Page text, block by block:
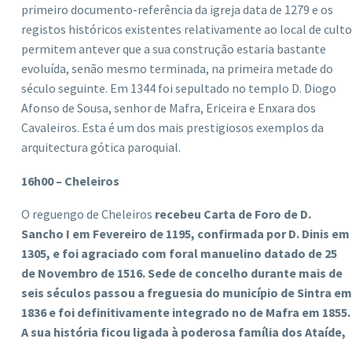
primeiro documento-referência da igreja data de 1279 e os
registos históricos existentes relativamente ao local de culto
permitem antever que a sua construção estaria bastante
evoluída, senão mesmo terminada, na primeira metade do
século seguinte. Em 1344 foi sepultado no templo D. Diogo
Afonso de Sousa, senhor de Mafra, Ericeira e Enxara dos
Cavaleiros. Esta é um dos mais prestigiosos exemplos da
arquitectura gótica paroquial.
16h00 – Cheleiros
O reguengo de Cheleiros recebeu Carta de Foro de D.
Sancho I em Fevereiro de 1195, confirmada por D. Dinis em
1305, e foi agraciado com foral manuelino datado de 25
de Novembro de 1516. Sede de concelho durante mais de
seis séculos passou a freguesia do município de Sintra em
1836 e foi definitivamente integrado no de Mafra em 1855.
A sua história ficou ligada à poderosa família dos Ataíde,